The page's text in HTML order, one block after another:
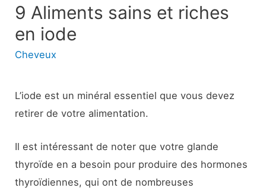
9 Aliments sains et riches
en iode
Cheveux
L’iode est un minéral essentiel que vous devez
retirer de votre alimentation.
Il est intéressant de noter que votre glande
thyroïde en a besoin pour produire des hormones
thyroïdiennes, qui ont de nombreuses